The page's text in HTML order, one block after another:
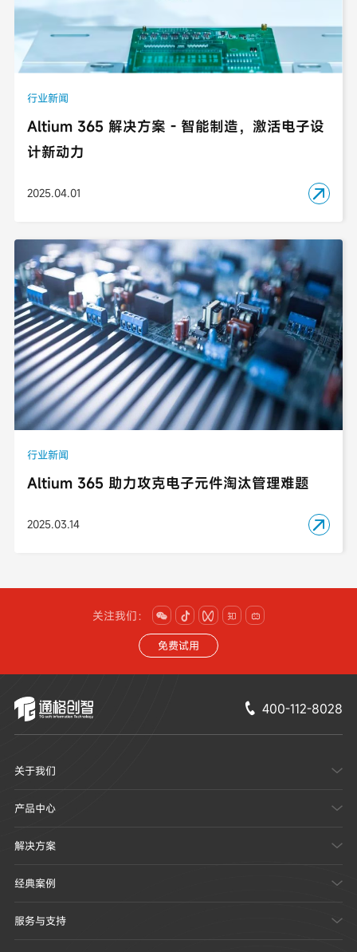
行业新闻
Altium 365 解决方案 - 智能制造，激活电子设
计新动力
2025.04.01 
行业新闻
Altium 365 助力攻克电子元件淘汰管理难题
2025.03.14 
关注我们：     
免费试用
 400-112-8028
关于我们 
产品中心 
解决方案 
经典案例 
服务与支持 